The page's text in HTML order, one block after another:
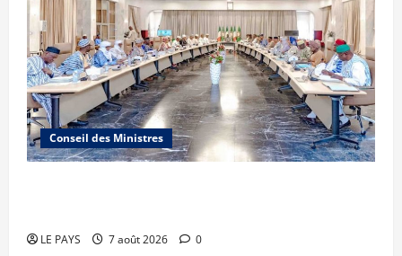
Conseil des Ministres
LE PAYS 7 août 2026 0